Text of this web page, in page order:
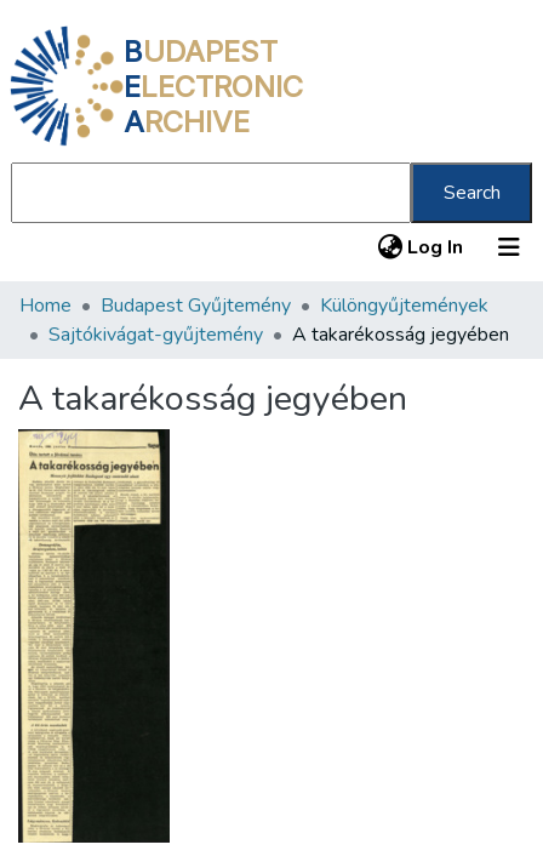
BUDAPEST
ELECTRONIC
ARCHIVE
Search
Log In (current)
Communities & Collections
Statistics
About us
Home Budapest Gyűjtemény
Különgyűjtemények
Sajtókivágat-gyűjtemény
A takarékosság jegyében
A takarékosság jegyében